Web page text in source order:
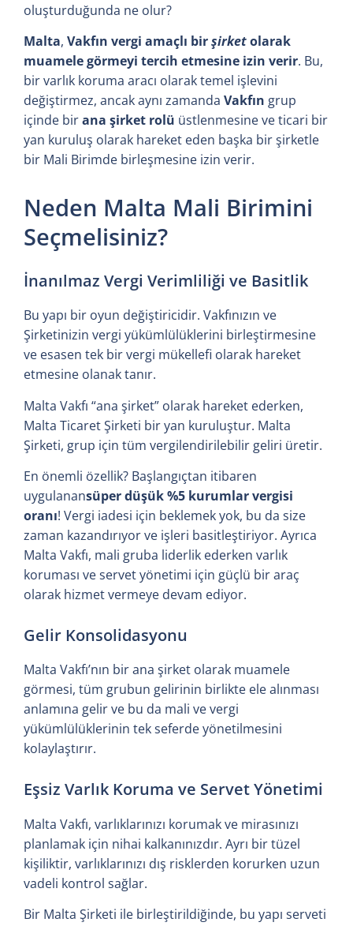
oluşturduğunda ne olur?
Malta, Vakfın vergi amaçlı birşirketolarak
muamele görmeyi tercih etmesine izin verir. Bu,
bir varlık koruma aracı olarak temel işlevini
değiştirmez, ancak aynı zamanda Vakfın grup
içinde birana şirket rolü üstlenmesine ve ticari bir
yan kuruluş olarak hareket eden başka bir şirketle
bir Mali Birimde birleşmesine izin verir.
Neden Malta Mali Birimini
Seçmelisiniz?
İnanılmaz Vergi Verimliliği ve Basitlik
Bu yapı bir oyun değiştiricidir. Vakfınızın ve
Şirketinizin vergi yükümlülüklerini birleştirmesine
ve esasen tek bir vergi mükellefi olarak hareket
etmesine olanak tanır.
Malta Vakfı “ana şirket” olarak hareket ederken,
Malta Ticaret Şirketi bir yan kuruluştur. Malta
Şirketi, grup için tüm vergilendirilebilir geliri üretir.
En önemli özellik? Başlangıçtan itibaren
uygulanansüper düşük %5 kurumlar vergisi
oranı! Vergi iadesi için beklemek yok, bu da size
zaman kazandırıyor ve işleri basitleştiriyor. Ayrıca
Malta Vakfı, mali gruba liderlik ederken varlık
koruması ve servet yönetimi için güçlü bir araç
olarak hizmet vermeye devam ediyor.
Gelir Konsolidasyonu
Malta Vakfı’nın bir ana şirket olarak muamele
görmesi, tüm grubun gelirinin birlikte ele alınması
anlamına gelir ve bu da mali ve vergi
yükümlülüklerinin tek seferde yönetilmesini
kolaylaştırır.
Eşsiz Varlık Koruma ve Servet Yönetimi
Malta Vakfı, varlıklarınızı korumak ve mirasınızı
planlamak için nihai kalkanınızdır. Ayrı bir tüzel
kişiliktir, varlıklarınızı dış risklerden korurken uzun
vadeli kontrol sağlar.
Bir Malta Şirketi ile birleştirildiğinde, bu yapı serveti